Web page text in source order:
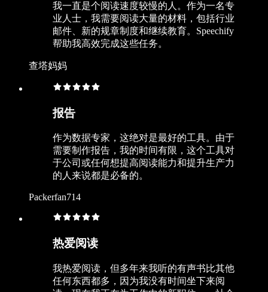
我一直是个阅读速度较慢的人。作为一名专
业人士，我需要阅读大量的材料，包括行业
邮件、新的规章制度和继续教育。Speechify
帮助我高效完成这些任务。
查塔妈妈
报告
作为数据专家，这绝对是最好的工具。由于
需要制作报告，我的时间有限，这个工具对
于公司或任何想提高阅读能力和提升生产力
的人来说都是必备的。
Packerfan714
热爱阅读
我热爱阅读，但多年来我听的有声书比其他
任何东西都多，因为我没有时间坐下来阅